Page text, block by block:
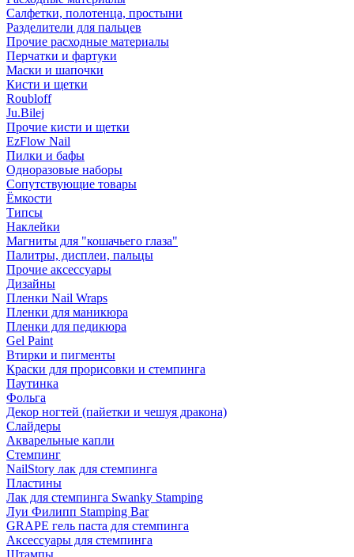
Салфетки, полотенца, простыни
Разделители для пальцев
Прочие расходные материалы
Перчатки и фартуки
Маски и шапочки
Кисти и щетки
Roubloff
Ju.Bilej
Прочие кисти и щетки
EzFlow Nail
Пилки и бафы
Одноразовые наборы
Сопутствующие товары
Ёмкости
Типсы
Наклейки
Магниты для "кошачьего глаза"
Палитры, дисплеи, пальцы
Прочие аксессуары
Дизайны
Пленки Nail Wraps
Пленки для маникюра
Пленки для педикюра
Gel Paint
Втирки и пигменты
Краски для прорисовки и стемпинга
Паутинка
Фольга
Декор ногтей (пайетки и чешуя дракона)
Слайдеры
Акварельные капли
Стемпинг
NailStory лак для стемпинга
Пластины
Лак для стемпинга Swanky Stamping
Луи Филипп Stamping Bar
GRAPE гель паста для стемпинга
Аксессуары для стемпинга
Штампы